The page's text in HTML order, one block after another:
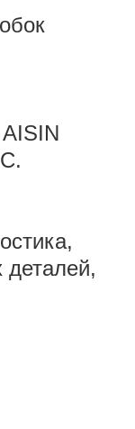
деталей,